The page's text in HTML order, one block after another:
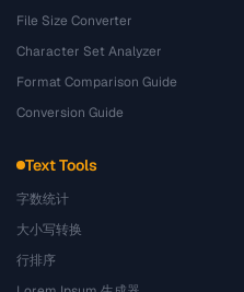
File Size Converter
Character Set Analyzer
Format Comparison Guide
Conversion Guide
Text Tools
字数统计
大小写转换
行排序